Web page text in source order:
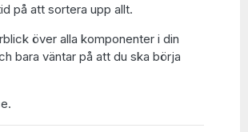
på att sortera upp allt.
över alla komponenter i din
bara väntar på att du ska börja